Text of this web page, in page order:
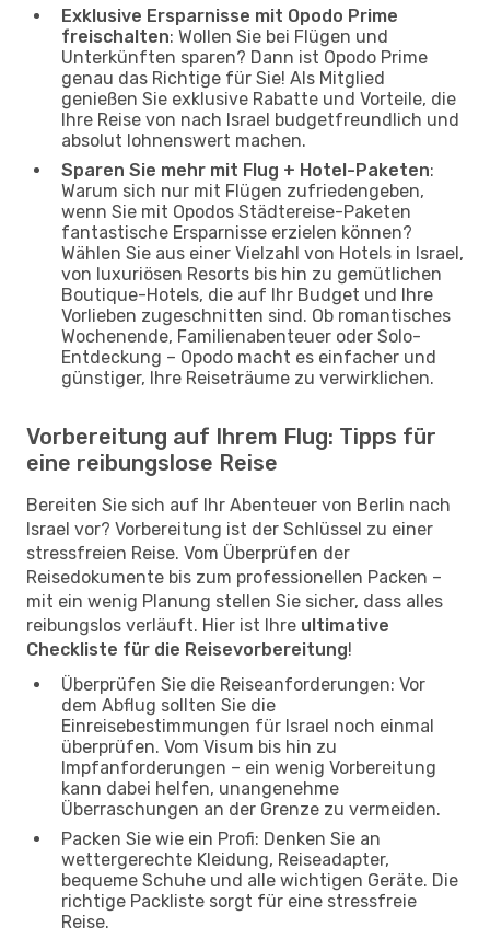
Exklusive Ersparnisse mit Opodo Prime
freischalten: Wollen Sie bei Flügen und
Unterkünften sparen? Dann ist Opodo Prime
genau das Richtige für Sie! Als Mitglied
genießen Sie exklusive Rabatte und Vorteile, die
Ihre Reise von nach Israel budgetfreundlich und
absolut lohnenswert machen.
Sparen Sie mehr mit Flug + Hotel-Paketen:
Warum sich nur mit Flügen zufriedengeben,
wenn Sie mit Opodos Städtereise-Paketen
fantastische Ersparnisse erzielen können?
Wählen Sie aus einer Vielzahl von Hotels in Israel,
von luxuriösen Resorts bis hin zu gemütlichen
Boutique-Hotels, die auf Ihr Budget und Ihre
Vorlieben zugeschnitten sind. Ob romantisches
Wochenende, Familienabenteuer oder Solo-
Entdeckung – Opodo macht es einfacher und
günstiger, Ihre Reiseträume zu verwirklichen.
Vorbereitung auf Ihrem Flug: Tipps für
eine reibungslose Reise
Bereiten Sie sich auf Ihr Abenteuer von Berlin nach
Israel vor? Vorbereitung ist der Schlüssel zu einer
stressfreien Reise. Vom Überprüfen der
Reisedokumente bis zum professionellen Packen –
mit ein wenig Planung stellen Sie sicher, dass alles
reibungslos verläuft. Hier ist Ihre ultimative
Checkliste für die Reisevorbereitung!
Überprüfen Sie die Reiseanforderungen: Vor
dem Abflug sollten Sie die
Einreisebestimmungen für Israel noch einmal
überprüfen. Vom Visum bis hin zu
Impfanforderungen – ein wenig Vorbereitung
kann dabei helfen, unangenehme
Überraschungen an der Grenze zu vermeiden.
Packen Sie wie ein Profi: Denken Sie an
wettergerechte Kleidung, Reiseadapter,
bequeme Schuhe und alle wichtigen Geräte. Die
richtige Packliste sorgt für eine stressfreie
Reise.